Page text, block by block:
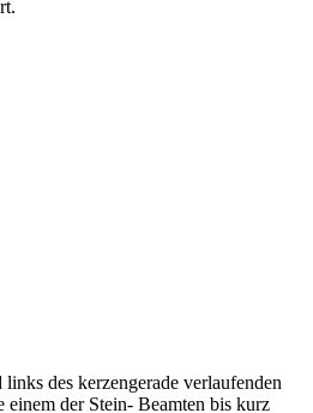
des kerzengerade verlaufenden
der Stein- Beamten bis kurz